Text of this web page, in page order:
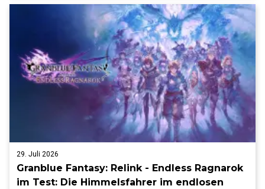
29. Juli 2026
Granblue Fantasy: Relink - Endless Ragnarok
im Test: Die Himmelsfahrer im endlosen